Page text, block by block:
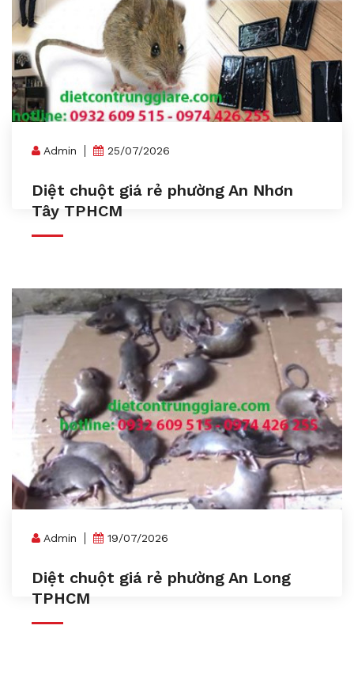
Admin 25/07/2026
Diệt chuột giá rẻ phường An Nhơn
Tây TPHCM
Admin 19/07/2026
Diệt chuột giá rẻ phường An Long
TPHCM